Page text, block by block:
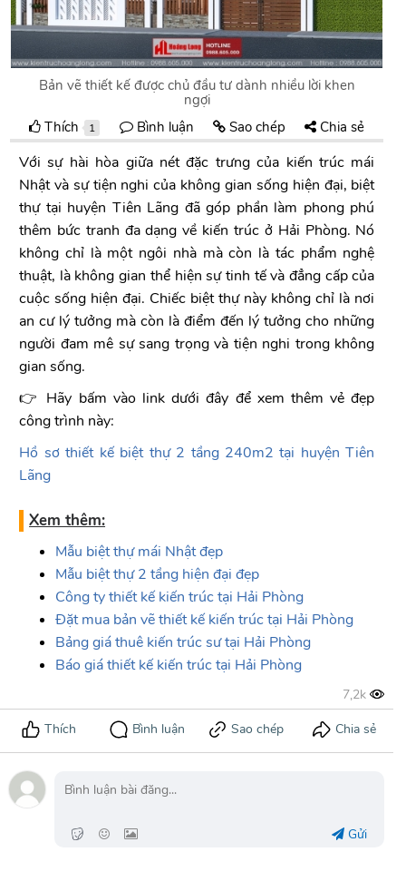
Bản vẽ thiết kế được chủ đầu tư dành nhiều lời khen
ngợi
Thích 1 Bình luận Sao chép Chia sẻ
Với sự hài hòa giữa nét đặc trưng của kiến trúc mái
Nhật và sự tiện nghi của không gian sống hiện đại, biệt
thự tại huyện Tiên Lãng đã góp phần làm phong phú
thêm bức tranh đa dạng về kiến trúc ở Hải Phòng. Nó
không chỉ là một ngôi nhà mà còn là tác phẩm nghệ
thuật, là không gian thể hiện sự tinh tế và đẳng cấp của
cuộc sống hiện đại. Chiếc biệt thự này không chỉ là nơi
an cư lý tưởng mà còn là điểm đến lý tưởng cho những
người đam mê sự sang trọng và tiện nghi trong không
gian sống.
👉 Hãy bấm vào link dưới đây để xem thêm vẻ đẹp
công trình này:
Hồ sơ thiết kế biệt thự 2 tầng 240m2 tại huyện Tiên
Lãng
Xem thêm:
Mẫu biệt thự mái Nhật đẹp
Mẫu biệt thự 2 tầng hiện đại đẹp
Công ty thiết kế kiến trúc tại Hải Phòng
Đặt mua bản vẽ thiết kế kiến trúc tại Hải Phòng
Bảng giá thuê kiến trúc sư tại Hải Phòng
Báo giá thiết kế kiến trúc tại Hải Phòng
Gửi